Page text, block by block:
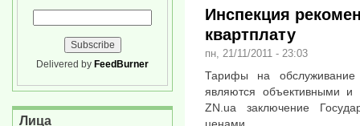
Инспекция
квартплату
пн, 21/11/2011 - 23:03
Тарифы на
являются объективными и
ZN.ua заключение
Delivered by FeedBurner
Лица